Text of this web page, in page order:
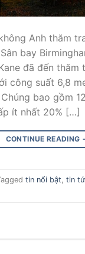
Anh thăm
bay
đã đến thăm
công suất 6,8
bao gồm
ít nhất 20% […]
CONTINUE READING
tin nổi bật tin